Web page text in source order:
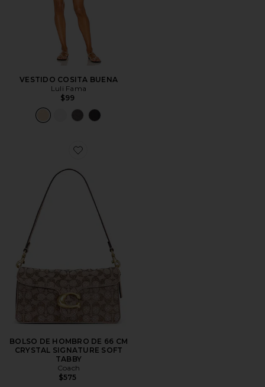
VESTIDO COSITA BUENA
Luli Fama
$99
Favorite BOLSO DE HOMBRO DE 66 CM CRYSTAL
BOLSO DE HOMBRO DE 66 CM
CRYSTAL SIGNATURE SOFT
TABBY
Coach
$575